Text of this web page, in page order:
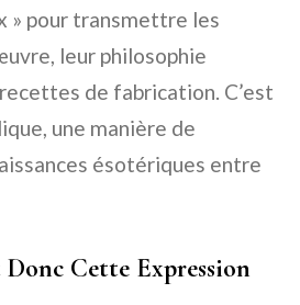
» pour transmettre les
leur philosophie
de fabrication. C’est
une manière de
ésotériques entre
Cette Expression